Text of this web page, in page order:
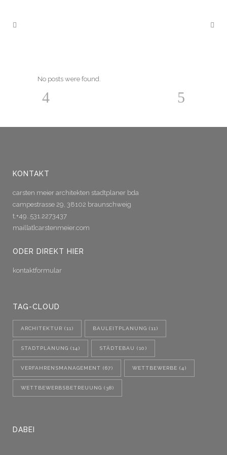
No posts were found.
KONTAKT
carsten meier architekten stadtplaner bda
campestrasse 29, 38102 braunschweig
t.+49..531.2273437
mail[at]carstenmeier.com
ODER DIREKT HIER
kontaktformular
TAG-CLOUD
ARCHITEKTUR (11) BAULEITPLANUNG (11)
STADTPLANUNG (14) STÄDTEBAU (10)
VERFAHRENSMANAGEMENT (67) WETTBEWERBE (4)
WETTBEWERBSBETREUUNG (38)
DABEI